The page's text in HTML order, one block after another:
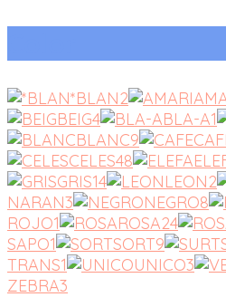
*BLAN2
BEIG4 BLA-A1
BLANC9
CELES48
GRIS14 LEON2
NARAN3 NEGRO8
ROJO1 ROSA24
SAPO1 SORT9
TRANS1 UNICO3
ZEBRA3